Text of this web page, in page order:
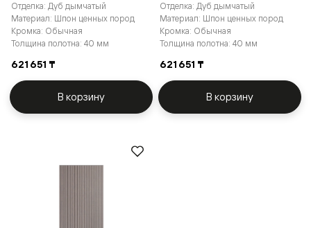
Отделка: Дуб дымчатый
Материал: Шпон ценных пород
Кромка: Обычная
Толщина полотна: 40 мм
621 651 ₸
В корзину
Отделка: Дуб дымчатый
Материал: Шпон ценных пород
Кромка: Обычная
Толщина полотна: 40 мм
621 651 ₸
В корзину